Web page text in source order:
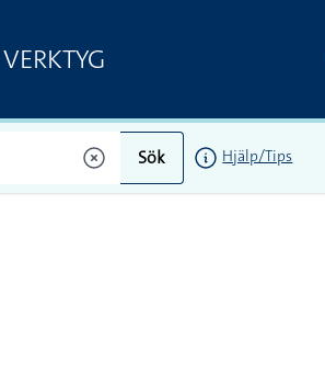
VERKTYG
Sök Hjälp/Tips